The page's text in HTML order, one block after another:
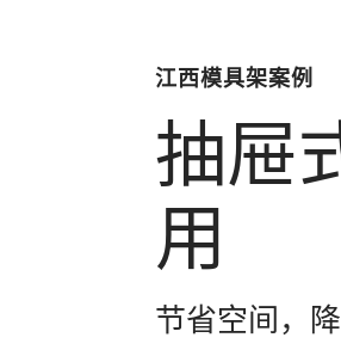
江西模具架案例
抽屉
用
节省空间，